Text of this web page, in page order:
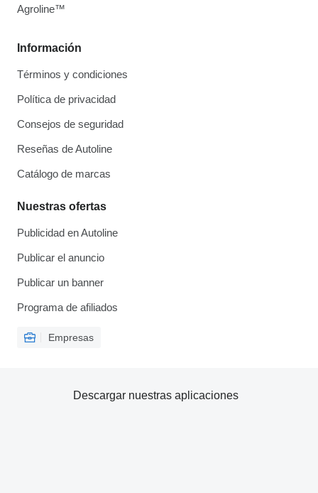
Información
Términos y condiciones
Política de privacidad
Consejos de seguridad
Reseñas de Autoline
Catálogo de marcas
Nuestras ofertas
Publicidad en Autoline
Publicar el anuncio
Publicar un banner
Programa de afiliados
Empresas
Agroline™
Descargar nuestras aplicaciones